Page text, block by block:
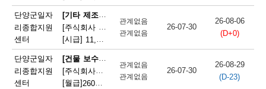
단양군일자
리종합지원
센터
[기타 제조 관련 단순 종사원]
[주식회사 에스피네이처] (주)에스피네이처 생산기능직 모집(단양사업소)
[시급] 11,165원 | 충청북도 단양군 매포읍 매포농공단지로 260-19
관계없음
관계없음
26-07-30
26-08-06
(D+0)
단양군일자
리종합지원
센터
[건물 보수원 및 영선원(아파트 기계·전기 시설관리 제외)]
[주식회사국원] 단양두진아파트 영선기사 모집
[월급] 260만원
관계없음
관계없음
26-07-30
26-08-29
(D-23)